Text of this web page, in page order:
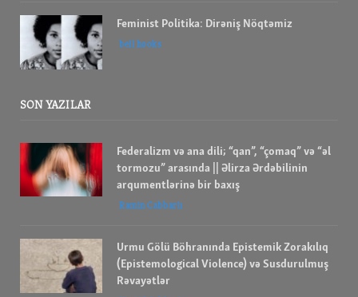
Feminist Politika: Dirəniş Nöqtəmiz
bell hooks
SON YAZILAR
Federalizm və ana dili; “qan”, “çomaq” və “əl
tormozu” arasında || Əlirza Ərdəbilinin
arqumentlərinə bir baxış
Ramin Cabbarlı
Urmu Gölü Böhranında Epistemik Zorakılıq
(Epistemological Violence) və Susdurulmuş
Rəvayətlər